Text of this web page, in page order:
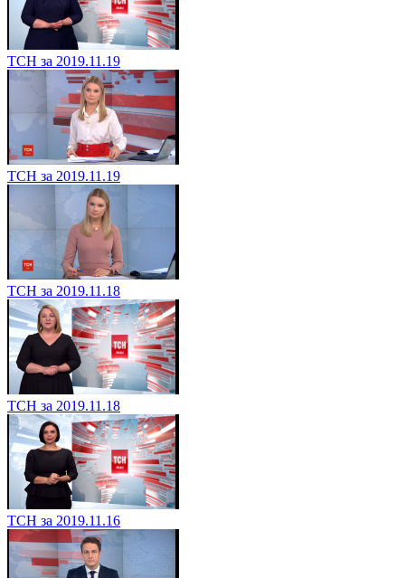
ТСН за 2019.11.19
ТСН за 2019.11.19
ТСН за 2019.11.18
ТСН за 2019.11.18
ТСН за 2019.11.16